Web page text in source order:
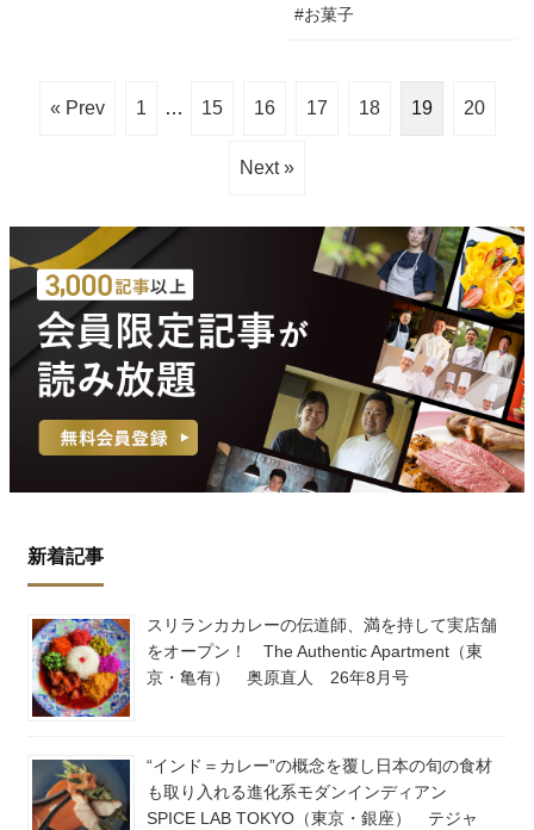
#お菓子
« Prev 1 … 15 16 17 18 19 20
Next »
新着記事
スリランカカレーの伝道師、満を持して実店舗
をオープン！ The Authentic Apartment（東
京・亀有） 奥原直人 26年8月号
“インド＝カレー”の概念を覆し日本の旬の食材
も取り入れる進化系モダンインディアン
SPICE LAB TOKYO（東京・銀座） テジャ